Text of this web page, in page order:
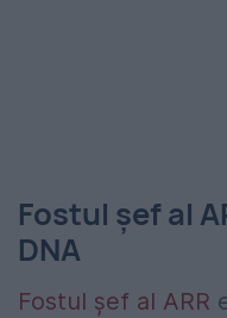
Fostul șef al
DNA
Fostul șef al ARR